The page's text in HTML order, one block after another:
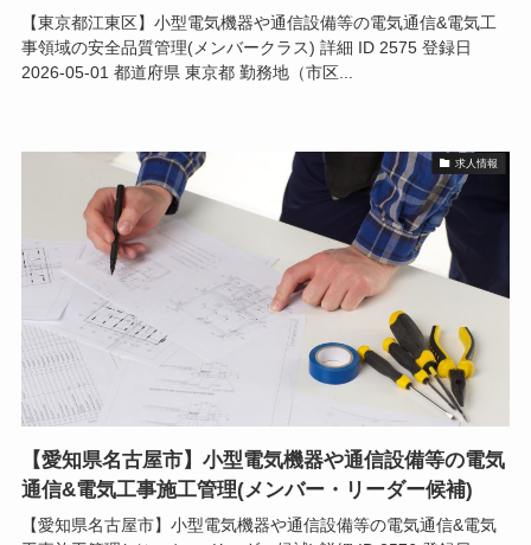
【東京都江東区】小型電気機器や通信設備等の電気通信&電気工
事領域の安全品質管理(メンバークラス) 詳細 ID 2575 登録日
2026-05-01 都道府県 東京都 勤務地（市区...
求人情報
【愛知県名古屋市】小型電気機器や通信設備等の電気
通信&電気工事施工管理(メンバー・リーダー候補)
【愛知県名古屋市】小型電気機器や通信設備等の電気通信&電気